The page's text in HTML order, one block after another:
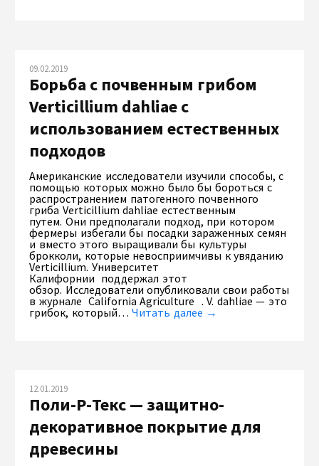
09.02.2019
Борьба с почвенным грибом
Verticillium dahliae с
использованием естественных
подходов
Американские исследователи изучили способы, с
помощью которых можно было бы бороться с
распространением патогенного почвенного
гриба Verticillium dahliae естественным
путем. Они предполагали подход, при котором
фермеры избегали бы посадки зараженных семян
и вместо этого выращивали бы культуры
брокколи, которые невосприимчивы к увяданию
Verticillium. Университет
Калифорнии поддержал этот
обзор. Исследователи опубликовали свои работы
в журнале California Agriculture . V. dahliae — это
грибок, который…Читать далее →
12.01.2019
Поли-Р-Текс — защитно-
декоративное покрытие для
древесины